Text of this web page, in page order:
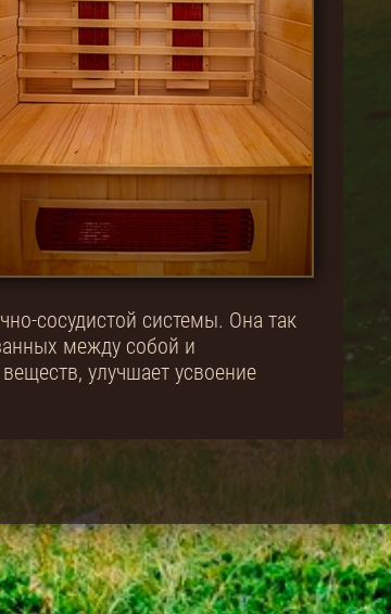
сосудистой системы. Она так
между собой и
улучшает усвоение